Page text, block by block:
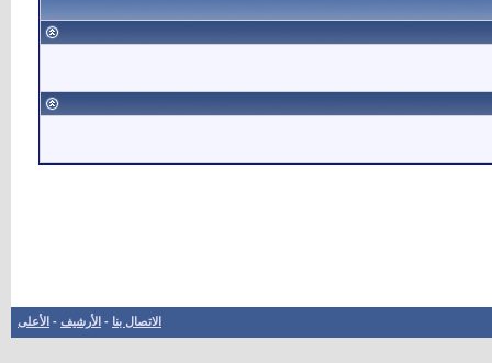
الاتصال بنا - الأرشيف - الأعلى